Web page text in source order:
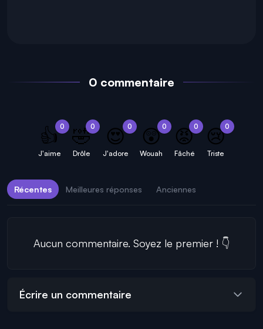
0 commentaire
0
👍
J'aime
0
🤣
Drôle
0
😍
J'adore
0
😲
Wouah
0
😡
Fâché
0
😢
Triste
Récentes Meilleures réponses Anciennes
Aucun commentaire. Soyez le premier ! 👇
Écrire un commentaire